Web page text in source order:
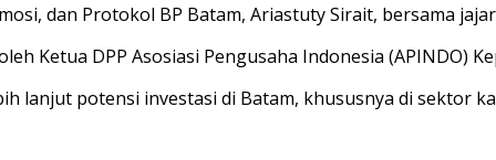
dan Protokol BP Batam, Ariastuty Sirait, bersama
Ketua DPP Asosiasi Pengusaha Indonesia (APINDO)
lanjut potensi investasi di Batam, khususnya di sektor